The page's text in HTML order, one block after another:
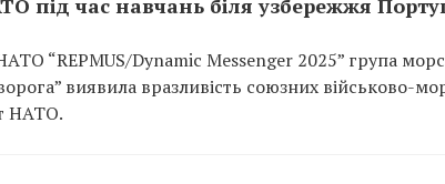
під час навчань біля узбережжя
“REPMUS/Dynamic Messenger 2025” група
виявила вразливість союзних військово-
НАТО.